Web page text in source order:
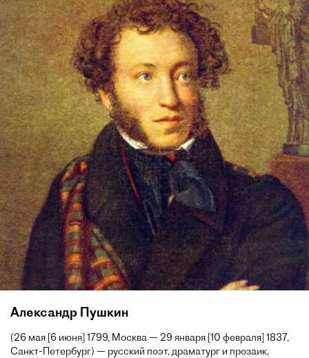
Александр Пушкин
(26 мая [6 июня] 1799, Москва — 29 января [10 февраля] 1837,
Санкт-Петербург) — русский поэт, драматург и прозаик,